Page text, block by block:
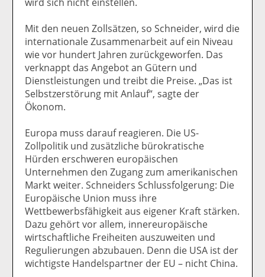
Mit den neuen Zollsätzen, so Schneider, wird die
internationale Zusammenarbeit auf ein Niveau
wie vor hundert Jahren zurückgeworfen. Das
verknappt das Angebot an Gütern und
Dienstleistungen und treibt die Preise. „Das ist
Selbstzerstörung mit Anlauf“, sagte der
Ökonom.
Europa muss darauf reagieren. Die US-
Zollpolitik und zusätzliche bürokratische
Hürden erschweren europäischen
Unternehmen den Zugang zum amerikanischen
Markt weiter. Schneiders Schlussfolgerung: Die
Europäische Union muss ihre
Wettbewerbsfähigkeit aus eigener Kraft stärken.
Dazu gehört vor allem, innereuropäische
wirtschaftliche Freiheiten auszuweiten und
Regulierungen abzubauen. Denn die USA ist der
wichtigste Handelspartner der EU – nicht China.